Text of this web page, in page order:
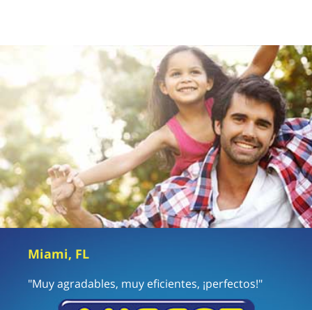
Miami, FL
"Muy agradables, muy eficientes, ¡perfectos!"